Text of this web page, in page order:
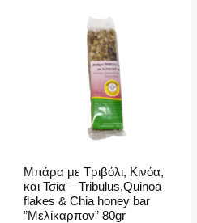
Μπάρα με Τριβόλι, Κινόα,
και Τσία – Tribulus,Quinoa
flakes & Chia honey bar
”Μελίκαρπον” 80gr